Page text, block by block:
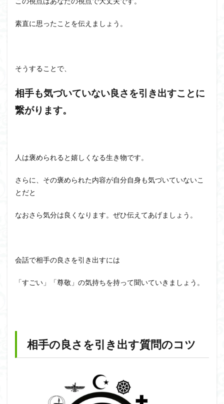
素直に思ったことを伝えましょう。
そうすることで、
相手も気づいていない良さを引き出すことに
繋がります。
人は褒められると嬉しくなる生き物です。
さらに、その褒められた内容が自分自身も気づいていないこ
とだと
なおさら気分は良くなります。ぜひ伝えてあげましょう。
会話で相手の良さを引き出すには
「すごい」「尊敬」の気持ちを持って聞いていきましょう。
相手の良さを引き出す質問のコツ